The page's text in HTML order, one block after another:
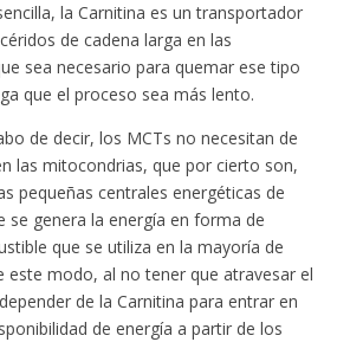
la Carnitina es un transportador
de cadena larga en las
sea necesario para quemar ese tipo
que el proceso sea más lento.
de decir, los MCTs no necesitan de
las mitocondrias, que por cierto son,
pequeñas centrales energéticas de
se genera la energía en forma de
que se utiliza en la mayoría de
este modo, al no tener que atravesar el
de la Carnitina para entrar en
de energía a partir de los